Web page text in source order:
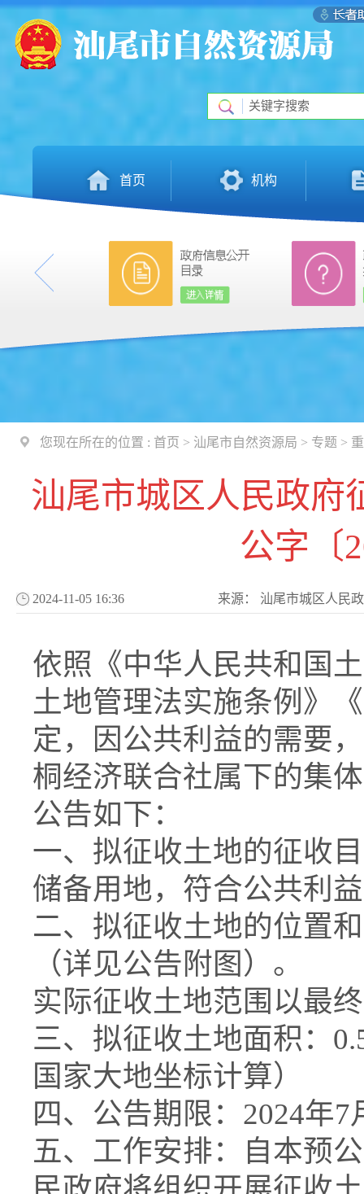
首页 机构
您现在所在的位置 : 首页 > 汕尾市自然资源局 > 专题 >
汕尾市城区人民政府
公字〔
2024-11-05 16:36 来源： 汕尾市城区人民
依照《中华人民共和国
土地管理法实施条例》
定，因公共利益的需要
桐经济联合社属下的集
公告如下：
一、拟征收土地的征收
储备用地，符合公共利
二、拟征收土地的位置
（详见公告附图）。
实际征收土地范围以最
三、拟征收土地面积：
国家大地坐标计算）
四、公告期限：2024年
五、工作安排：自本预